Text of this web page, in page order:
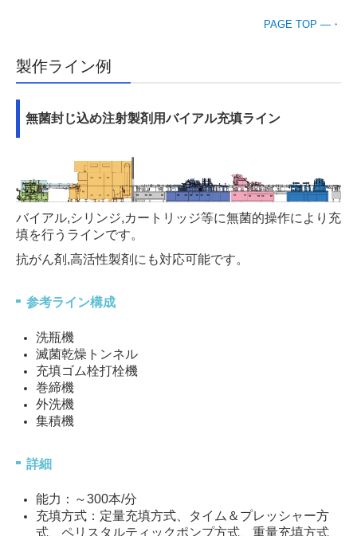
PAGE TOP ―・
製作ライン例
無菌封じ込め注射製剤用バイアル充填ライン
バイアル,シリンジ,カートリッジ等に無菌的操作により充
填を行うラインです。
抗がん剤,高活性製剤にも対応可能です。
参考ライン構成
洗瓶機
滅菌乾燥トンネル
充填ゴム栓打栓機
巻締機
外洗機
集積機
詳細
能力：～300本/分
充填方式：定量充填方式、タイム＆プレッシャー方
式、ペリスタルティックポンプ方式、重量充填方式